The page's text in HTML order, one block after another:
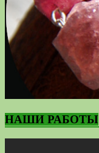
НАШИ РАБОТЫ